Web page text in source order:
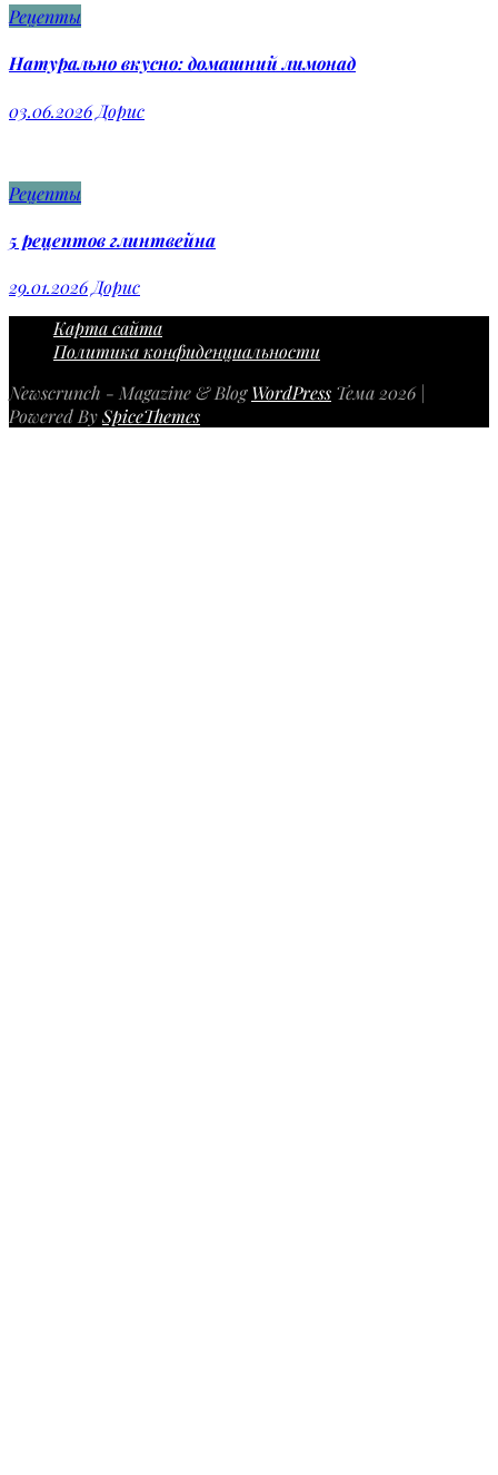
Рецепты
Натурально вкусно: домашний лимонад
03.06.2026 Дорис
Рецепты
5 рецептов глинтвейна
29.01.2026 Дорис
Карта сайта
Политика конфиденциальности
Newscrunch - Magazine & BlogWordPress Тема 2026 |
Powered BySpiceThemes